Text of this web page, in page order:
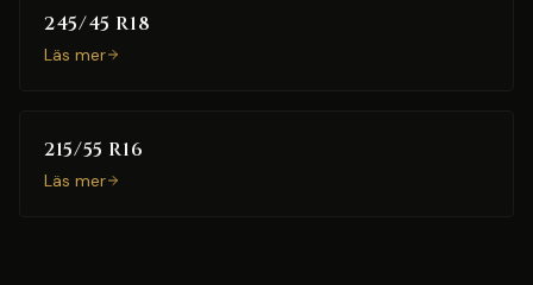
245/45 R18
Läs mer
215/55 R16
Läs mer